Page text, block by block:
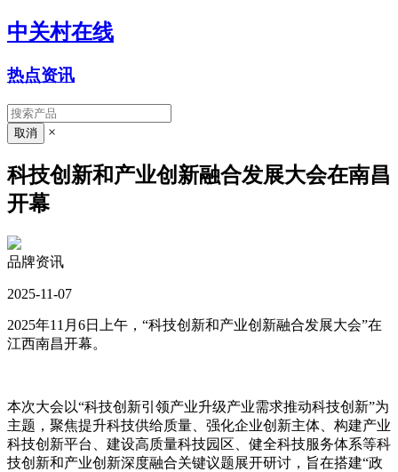
中关村在线
热点资讯
×
科技创新和产业创新融合发展大会在南昌
开幕
品牌资讯
2025-11-07
2025年11月6日上午，“科技创新和产业创新融合发展大会”在
江西南昌开幕。
本次大会以“科技创新引领产业升级产业需求推动科技创新”为
主题，聚焦提升科技供给质量、强化企业创新主体、构建产业
科技创新平台、建设高质量科技园区、健全科技服务体系等科
技创新和产业创新深度融合关键议题展开研讨，旨在搭建“政